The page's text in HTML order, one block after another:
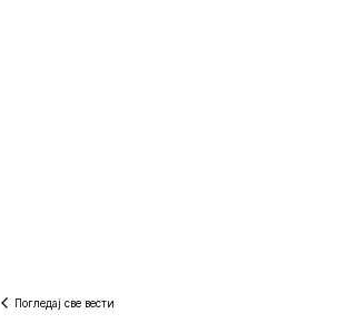
Погледај све вести